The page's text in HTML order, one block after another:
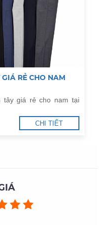
RẺ CHO NAM
tây giá rẻ cho nam tại
CHI TIẾT